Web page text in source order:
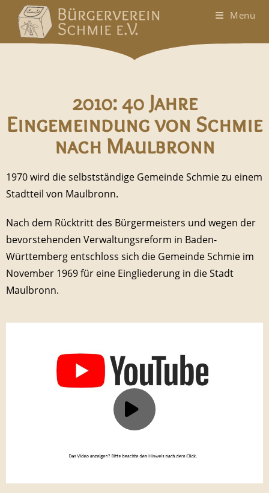
Menü
2010: 40 Jahre
Eingemeindung von Schmie
nach Maulbronn
1970 wird die selbstständige Gemeinde Schmie zu einem
Stadtteil von Maulbronn.
Nach dem Rücktritt des Bürgermeisters und wegen der
bevorstehenden Verwaltungsreform in Baden-
Württemberg entschloss sich die Gemeinde Schmie im
November 1969 für eine Eingliederung in die Stadt
Maulbronn.